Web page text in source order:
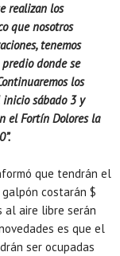
realizan los
que nosotros
tenemos
donde se
los
inicio sábado 3 y
el Fortín Dolores la
que tendrán el
costarán $
al aire libre serán
es que el
ser ocupadas